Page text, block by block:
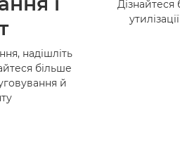
надішліть
більше
й